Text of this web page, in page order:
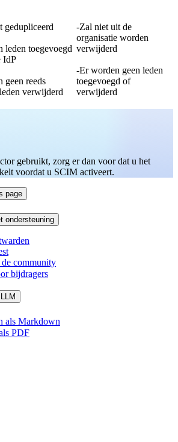
gedupliceerd
leden toegevoegd
IdP
geen reeds
verwijderd
-Zal niet uit de
organisatie worden
verwijderd
-Er worden geen leden
toegevoegd of
verwijderd
gebruikt, zorg er dan voor dat u het
voordat u SCIM activeert.
page
ondersteuning
de community
bijdragers
als Markdown
PDF